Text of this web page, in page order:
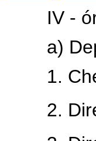
IV -
a)
1.
2.